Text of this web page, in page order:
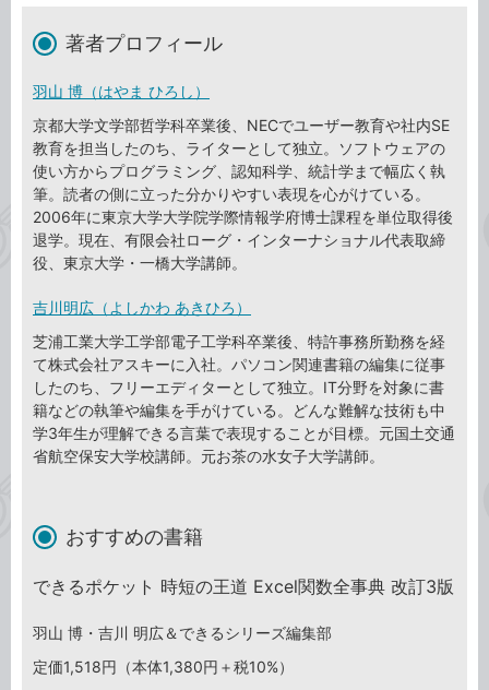
著者プロフィール
羽山 博（はやま ひろし）
京都大学文学部哲学科卒業後、NECでユーザー教育や社内SE
教育を担当したのち、ライターとして独立。ソフトウェアの
使い方からプログラミング、認知科学、統計学まで幅広く執
筆。読者の側に立った分かりやすい表現を心がけている。
2006年に東京大学大学院学際情報学府博士課程を単位取得後
退学。現在、有限会社ローグ・インターナショナル代表取締
役、東京大学・一橋大学講師。
吉川明広（よしかわ あきひろ）
芝浦工業大学工学部電子工学科卒業後、特許事務所勤務を経
て株式会社アスキーに入社。パソコン関連書籍の編集に従事
したのち、フリーエディターとして独立。IT分野を対象に書
籍などの執筆や編集を手がけている。どんな難解な技術も中
学3年生が理解できる言葉で表現することが目標。元国土交通
省航空保安大学校講師。元お茶の水女子大学講師。
おすすめの書籍
できるポケット 時短の王道 Excel関数全事典 改訂3版
羽山 博・吉川 明広＆できるシリーズ編集部
定価1,518円（本体1,380円＋税10%）